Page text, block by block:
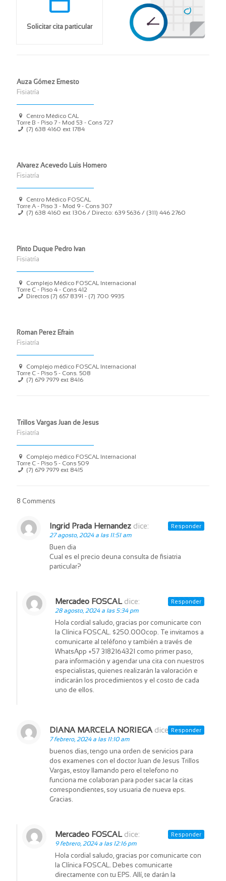
Solicitar cita particular
Auza Gómez Ernesto
Fisiatría
Centro Médico CAL
Torre B - Piso 7 - Mod 53 - Cons 727
(7) 638 4160 ext 1784
Alvarez Acevedo Luis Homero
Fisiatría
Centro Médico FOSCAL
Torre A - Piso 3 - Mod 9 - Cons 307
(7) 638 4160 ext 1306 / Directo: 639 5636 / (311) 446 2760
Pinto Duque Pedro Ivan
Fisiatría
Complejo Médico FOSCAL Internacional
Torre C - Piso 4 - Cons 412
Directos (7) 657 8391 - (7) 700 9935
Roman Perez Efrain
Fisiatría
Complejo médico FOSCAL Internacional
Torre C - Piso 5 - Cons. 508
(7) 679 7979 ext 8416
Trillos Vargas Juan de Jesus
Fisiatría
Complejo médico FOSCAL Internacional
Torre C - Piso 5 - Cons 509
(7) 679 7979 ext 8415
8 Comments
Ingrid Prada Hernandez dice:
27 agosto, 2024 a las 11:51 am
Buen dia
Cual es el precio deuna consulta de fisiatria
particular?
Responder
Mercadeo FOSCAL dice:
28 agosto, 2024 a las 5:34 pm
Hola cordial saludo, gracias por comunicarte con
la Clínica FOSCAL. $250.000cop. Te invitamos a
comunicarte al teléfono y también a través de
WhatsApp +57 3182164321 como primer paso,
para información y agendar una cita con nuestros
especialistas, quienes realizarán la valoración e
indicarán los procedimientos y el costo de cada
uno de ellos.
Responder
DIANA MARCELA NORIEGA dice:
7 febrero, 2024 a las 11:10 am
buenos dias, tengo una orden de servicios para
dos examenes con el doctor Juan de Jesus Trillos
Vargas, estoy llamando pero el telefono no
funciona me colaboran para poder sacar la citas
correspondientes, soy usuaria de nueva eps.
Gracias.
Responder
Mercadeo FOSCAL dice:
9 febrero, 2024 a las 12:16 pm
Hola cordial saludo, gracias por comunicarte con
la Clínica FOSCAL. Debes comunicarte
directamente con tu EPS. Allí, te darán la
Responder